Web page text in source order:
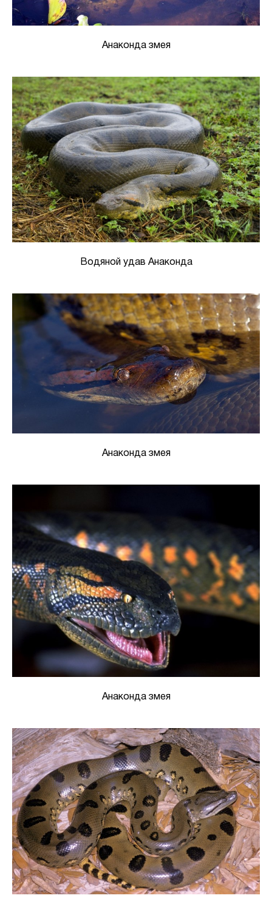
Анаконда змея
Водяной удав Анаконда
Анаконда змея
Анаконда змея